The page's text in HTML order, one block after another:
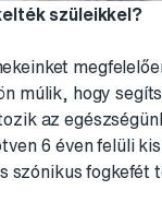
szüleikkel?
múlik, hogy
az
6 éven felüli
szónikus